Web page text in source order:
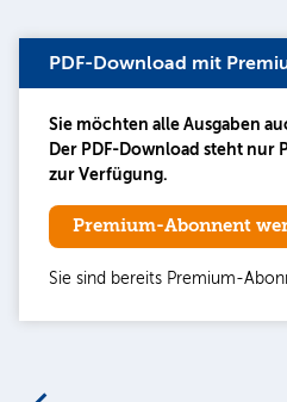
PDF-Download mit
Sie möchten alle Ausgaben
Der PDF-Download steht
zur Verfügung.
Premium-Abonnent
Sie sind bereits Premium-